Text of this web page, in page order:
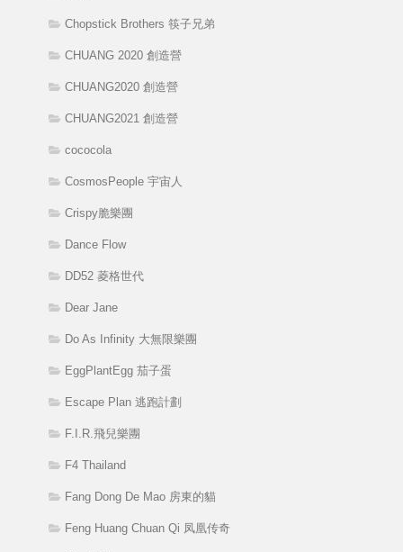
Chopstick Brothers 筷子兄弟
CHUANG 2020 創造營
CHUANG2020 創造營
CHUANG2021 創造營
cococola
CosmosPeople 宇宙人
Crispy脆樂團
Dance Flow
DD52 菱格世代
Dear Jane
Do As Infinity 大無限樂團
EggPlantEgg 茄子蛋
Escape Plan 逃跑計劃
F.I.R.飛兒樂團
F4 Thailand
Fang Dong De Mao 房東的貓
Feng Huang Chuan Qi 凤凰传奇